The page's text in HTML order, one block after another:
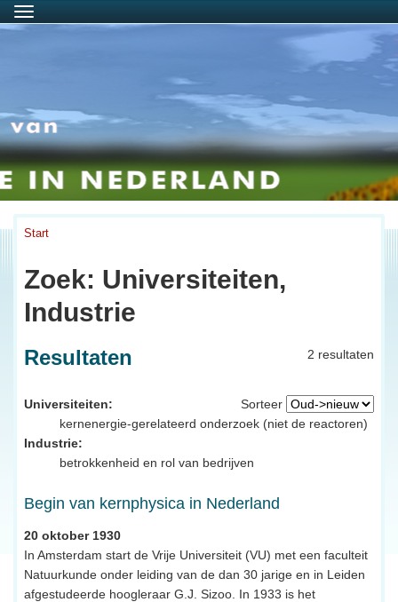
Menu
Start
Zoek: Universiteiten,
Industrie
2 resultaten
Resultaten
Sorteer
Universiteiten:
kernenergie-gerelateerd onderzoek (niet de reactoren)
Industrie:
betrokkenheid en rol van bedrijven
Begin van kernphysica in Nederland
20 oktober 1930
In Amsterdam start de Vrije Universiteit (VU) met een faculteit
Natuurkunde onder leiding van de dan 30 jarige en in Leiden
afgestudeerde hoogleraar G.J. Sizoo. In 1933 is het